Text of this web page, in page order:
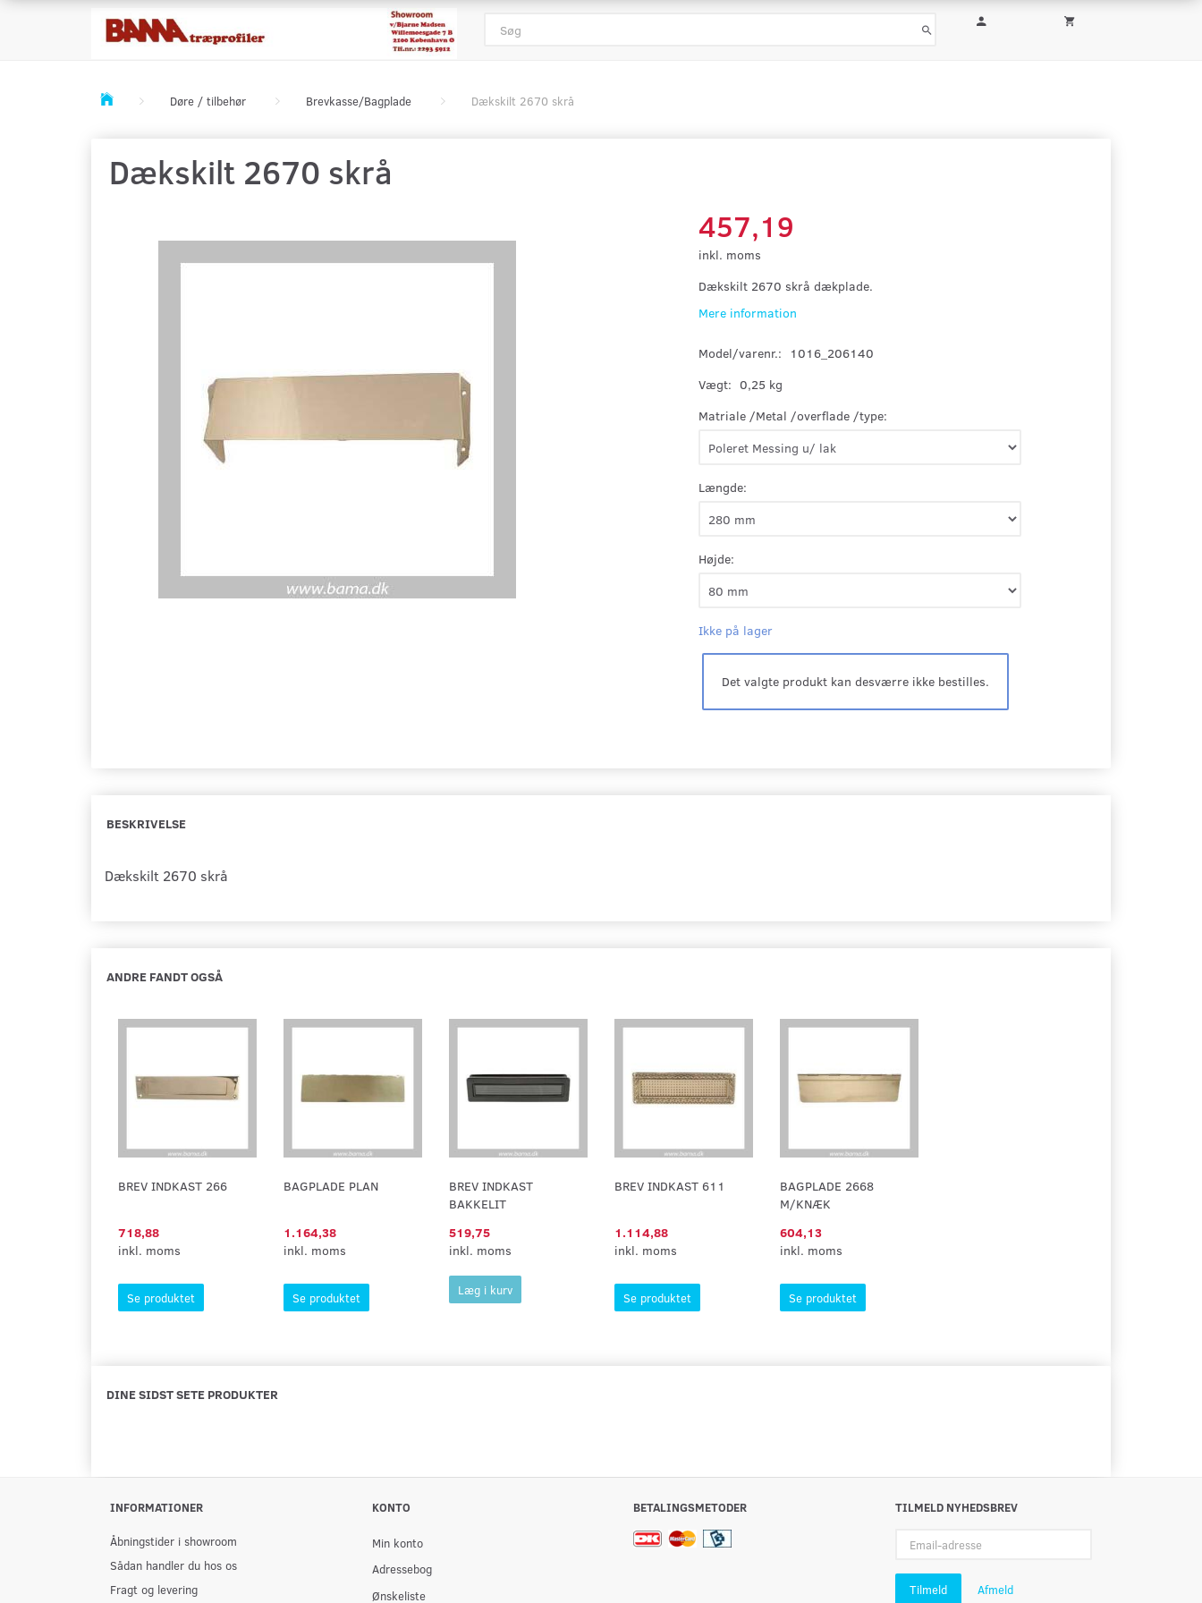
Døre / tilbehør Brevkasse/Bagplade Dækskilt 2670 skrå
Dækskilt 2670 skrå
457,19
inkl. moms
Dækskilt 2670 skrå dækplade.
Mere information
Model/varenr.:
1016_206140
Vægt: 0,25 kg
Matriale /Metal /overflade /type:
Længde:
Højde:
Ikke på lager
Det valgte produkt kan desværre ikke bestilles.
BESKRIVELSE
Dækskilt 2670 skrå
ANDRE FANDT OGSÅ
BREV INDKAST 266
718,88
inkl. moms
Se produktet
BAGPLADE PLAN
1.164,38
inkl. moms
Se produktet
BREV INDKAST
BAKKELIT
519,75
inkl. moms
Læg i kurv
BREV INDKAST 611
1.114,88
inkl. moms
Se produktet
BAGPLADE 2668
M/KNÆK
604,13
inkl. moms
Se produktet
DINE SIDST SETE PRODUKTER
INFORMATIONER
Åbningstider i showroom
Sådan handler du hos os
Fragt og levering
KONTO
Min konto
Adressebog
Ønskeliste
BETALINGSMETODER
TILMELD NYHEDSBREV
adresse
Tilmeld Afmeld